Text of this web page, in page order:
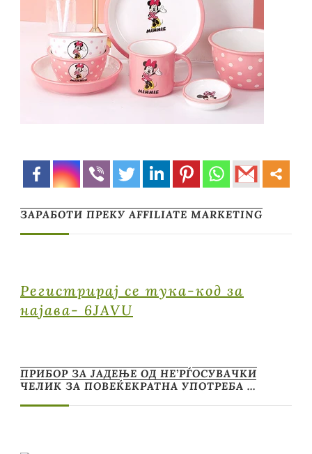
ЗАРАБОТИ ПРЕКУ AFFILIATE MARKETING
Регистрирај се тука-код за
најава- 6JAVU
ПРИБОР ЗА ЈАДЕЊЕ ОД НЕ’РЃОСУВАЧКИ
ЧЕЛИК ЗА ПОВЕЌЕКРАТНА УПОТРЕБА …